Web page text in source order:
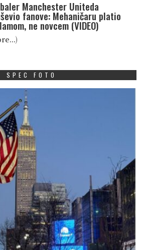
Manchester Uniteda
fanove: Mehaničaru platio
ne novcem (VIDEO)
SPEC FOTO